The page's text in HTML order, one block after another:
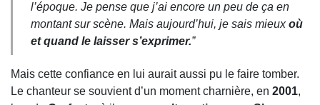
l’époque. Je pense que j’ai encore un peu de ça en
montant sur scène. Mais aujourd’hui, je sais mieuxoù
et quand le laisser s’exprimer.”
Mais cette confiance en lui aurait aussi pu le faire tomber.
Le chanteur se souvient d’un moment charnière, en 2001,